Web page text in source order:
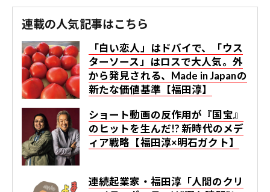
連載の人気記事はこちら
「白い恋人」はドバイで、「ウス
ターソース」はロスで大人気。外
から発見される、Made in Japanの
新たな価値基準【福田淳】
ショート動画の反作用が『国宝』
のヒットを生んだ!? 新時代のメデ
ィア戦略【福田淳×明石ガクト】
連続起業家・福田淳「人間のクリ